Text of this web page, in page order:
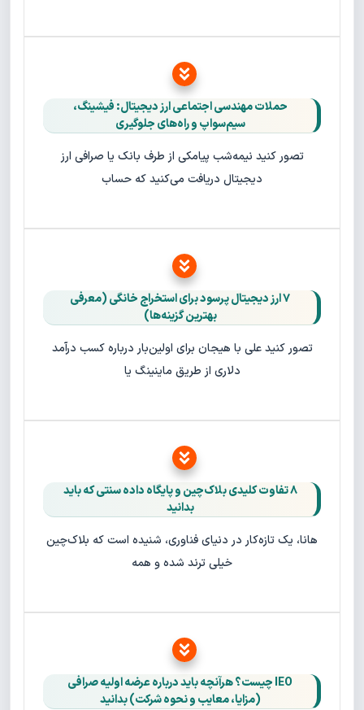
حملات مهندسی اجتماعی ارز دیجیتال: فیشینگ،
سیم‌سواپ و راه‌های جلوگیری
تصور کنید نیمه‌شب پیامکی از طرف بانک یا صرافی ارز
دیجیتال دریافت می‌کنید که حساب
۷ ارز دیجیتال پرسود برای استخراج خانگی (معرفی
بهترین گزینه‌ها)
تصور کنید علی با هیجان برای اولین‌بار درباره کسب درآمد
دلاری از طریق ماینینگ یا
۸ تفاوت کلیدی بلاک‌چین و پایگاه‌ داده سنتی که باید
بدانید
هانا، یک تازه‌کار در دنیای فناوری، شنیده است که بلاک‌چین
خیلی ترند شده و همه
IEO چیست؟ هرآنچه باید درباره عرضه اولیه صرافی
(مزایا، معایب و نحوه شرکت) بدانید